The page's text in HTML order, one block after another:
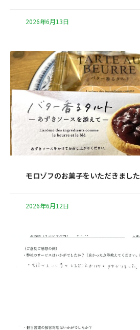
2026年6月13日
モロゾフのお菓子をいただきました
2026年6月12日